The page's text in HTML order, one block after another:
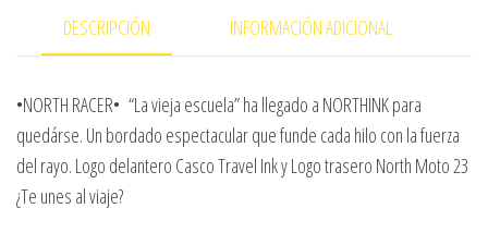
DESCRIPCIÓN INFORMACIÓN ADICIONAL
•NORTH RACER• “La vieja escuela” ha llegado a NORTHINK para
quedárse. Un bordado espectacular que funde cada hilo con la fuerza
del rayo. Logo delantero Casco Travel Ink y Logo trasero North Moto 23
¿Te unes al viaje?